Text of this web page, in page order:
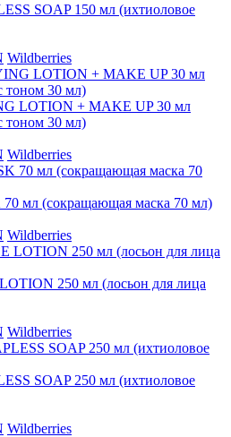
SOAP 150 мл (ихтиоловое
Wildberries
LOTION + MAKE UP 30 мл
тоном 30 мл)
Wildberries
мл (сокращающая маска 70 мл)
Wildberries
250 мл (лосьон для лица
Wildberries
SOAP 250 мл (ихтиоловое
Wildberries